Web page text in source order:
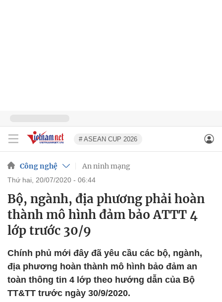
# ASEAN CUP 2026
Công nghệ An ninh mạng
thứ hai, 20/07/2020 - 06:44
Bộ, ngành, địa phương phải hoàn
thành mô hình đảm bảo ATTT 4
lớp trước 30/9
Chính phủ mới đây đã yêu cầu các bộ, ngành,
địa phương hoàn thành mô hình bảo đảm an
toàn thông tin 4 lớp theo hướng dẫn của Bộ
TT&TT trước ngày 30/9/2020.